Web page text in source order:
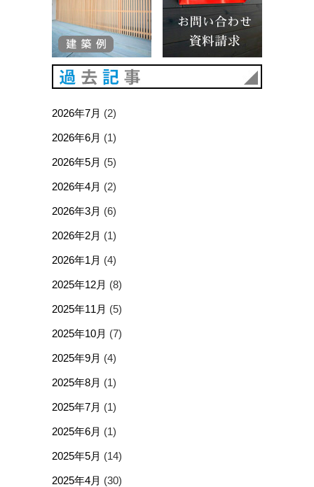
2026年7月 (2)
2026年6月 (1)
2026年5月 (5)
2026年4月 (2)
2026年3月 (6)
2026年2月 (1)
2026年1月 (4)
2025年12月 (8)
2025年11月 (5)
2025年10月 (7)
2025年9月 (4)
2025年8月 (1)
2025年7月 (1)
2025年6月 (1)
2025年5月 (14)
2025年4月 (30)